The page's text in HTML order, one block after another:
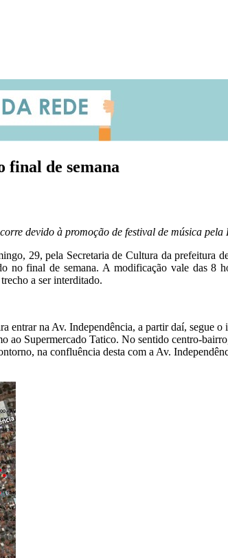
final de semana
devido à promoção de festival de música
29, pela Secretaria de Cultura da
final de semana. A modificação vale das 8
a ser interditado.
entrar na Av. Independência, a partir daí,
Supermercado Tatico. No sentido centro-
na confluência desta com a Av.